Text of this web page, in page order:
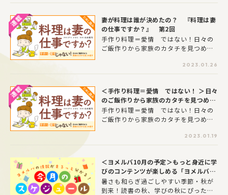
潜む「料理＝愛情」という思い込みを
カタチを見つめ直すコミックエッセイ
です。
妻が料理は誰が決めたの？ 『料理は妻
の仕事ですか？』 第2回
手作り料理＝愛情 ではない！日々の
ご飯作りから家族のカタチを見つめ直
共に、頑張り過ぎてしまうママの心に
潜む「料理＝愛情」という思い込みを
カタチを見つめ直すコミックエッセイ
です。
2023.01.26
＜手作り料理＝愛情 ではない！ ＞日々
のご飯作りから家族のカタチを見つめ直
す『料理は妻の仕事ですか？』 第1
回 プロローグ
手作り料理＝愛情 ではない！日々の
ご飯作りから家族のカタチを見つめ直
共に、頑張り過ぎてしまうママの心に
潜む「料理＝愛情」という思い込みを
カタチを見つめ直すコミックエッセイ
です。
2023.01.19
＜ヨメルバ10月の予定＞もっと身近に学
びのコンテンツが楽しめる「ヨメルバ会
員」スタート！大人気シリーズの先行連
載も♪
暑さも和らぎ過ごしやすい季節・秋が
到来！読書の秋、学びの秋にぴったり